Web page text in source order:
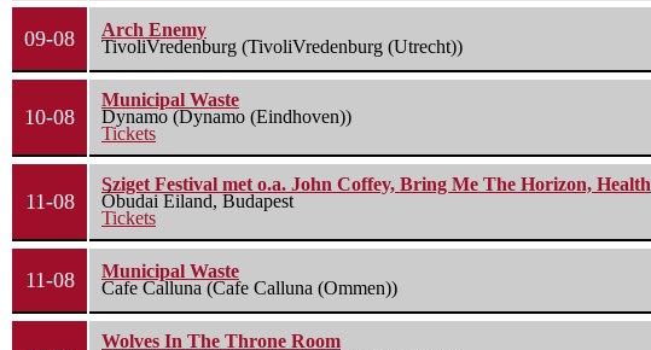
09-08
Arch Enemy
TivoliVredenburg (TivoliVredenburg (Utrecht))
10-08
Municipal Waste
Dynamo (Dynamo (Eindhoven))
Tickets
11-08
Sziget Festival met o.a. John Coffey, Bring Me The Horizon, Health
Óbudai Eiland, Budapest
Tickets
11-08
Municipal Waste
Cafe Calluna (Cafe Calluna (Ommen))
Wolves In The Throne Room